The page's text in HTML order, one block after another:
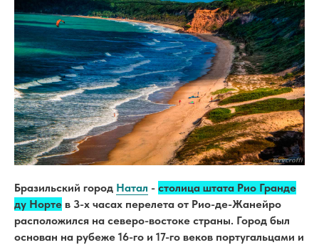
Бразильский город Натал - столица штата Рио Гранде
ду Норте в 3-х часах перелета от Рио-де-Жанейро
расположился на северо-востоке страны. Город был
основан на рубеже 16-го и 17-го веков португальцами и